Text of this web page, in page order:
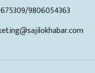
9806054363